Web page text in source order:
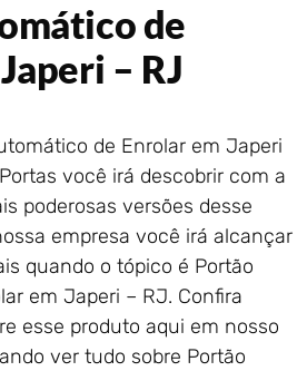
Enrolar em Rio das Ostras –
RJ
Portão de Garagem de
Enrolar em Petrópolis – RJ
Portão de Garagem de
Enrolar em Paraty – RJ
Portão de Garagem de
Enrolar em Nova Iguaçu – RJ
Portão de Garagem de
Enrolar em Nova Friburgo –
RJ
de
– RJ
de Enrolar em Japeri
você irá descobrir com a
poderosas versões desse
empresa você irá alcançar
quando o tópico é Portão
em Japeri – RJ. Confira
esse produto aqui em nosso
ver tudo sobre Portão